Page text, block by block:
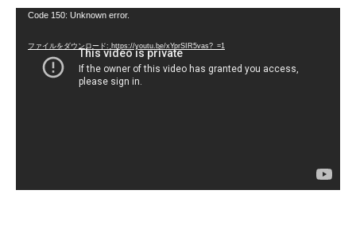
Code 150: Unknown error.
ファイルをダウンロード: https://youtu.be/xYprSIR5vas?_=1